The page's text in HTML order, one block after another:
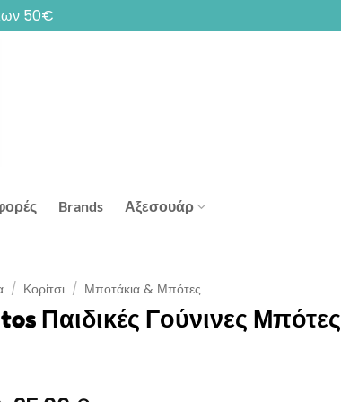
50€
Brands Αξεσουάρ
/ Κορίτσι / Μποτάκια & Μπότες
Παιδικές Γούνινες Μπότες